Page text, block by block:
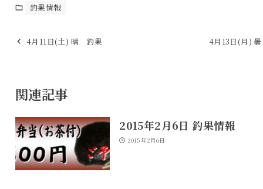
釣果情報
4月11日(土) 晴 釣果 4月13日(月)
関連記事
2015年2月6日 釣果情報
2015年2月6日